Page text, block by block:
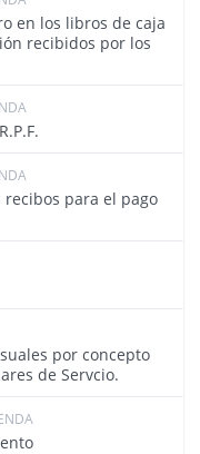
en los libros de caja
recibidos por los
para el pago
por concepto
de Servcio.